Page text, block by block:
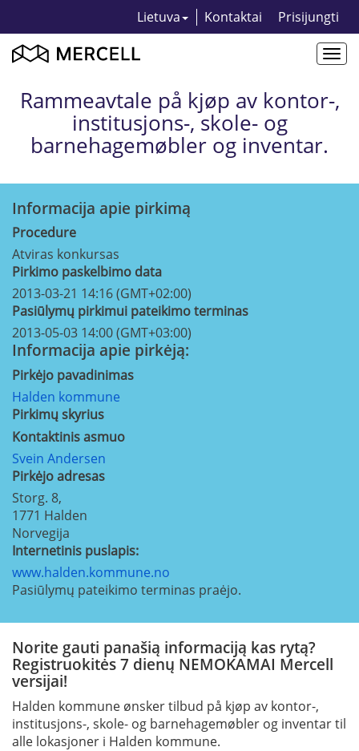
Lietuva Kontaktai Prisijungti
Rammeavtale på kjøp av kontor-,
institusjons-, skole- og
barnehagemøbler og inventar.
Informacija apie pirkimą
Procedure
Atviras konkursas
Pirkimo paskelbimo data
2013-03-21 14:16 (GMT+02:00)
Pasiūlymų pirkimui pateikimo terminas
2013-05-03 14:00 (GMT+03:00)
Informacija apie pirkėją:
Pirkėjo pavadinimas
Halden kommune
Pirkimų skyrius
Kontaktinis asmuo
Svein Andersen
Pirkėjo adresas
Storg. 8,
1771 Halden
Norvegija
Internetinis puslapis:
www.halden.kommune.no
Pasiūlymų pateikimo terminas praėjo.
Norite gauti panašią informaciją kas rytą?
Registruokitės 7 dienų NEMOKAMAI Mercell
versijai!
Halden kommune ønsker tilbud på kjøp av kontor-,
institusjons-, skole- og barnehagemøbler og inventar til
alle lokasjoner i Halden kommune.